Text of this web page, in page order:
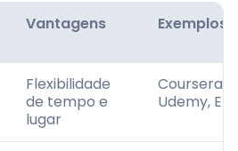
Vantagens Exemplos
Flexibilidade
de tempo e
lugar
Coursera,
Udemy,